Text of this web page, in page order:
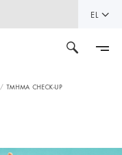
EL
ΤΜΗΜΑ CHECK-UP